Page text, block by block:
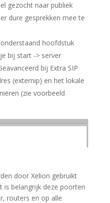
gezocht naar publiek
dure gesprekken mee te
hoofdstuk
bij start -> server
bij Extra SIP
(externip) en het lokale
(zie voorbeeld
door Xelion gebruikt
is belangrijk deze poorten
routers en op alle